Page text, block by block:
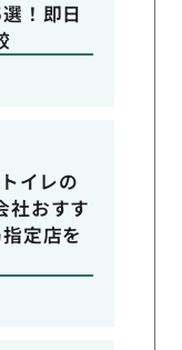
！即日
イレの
社おすす
定店を